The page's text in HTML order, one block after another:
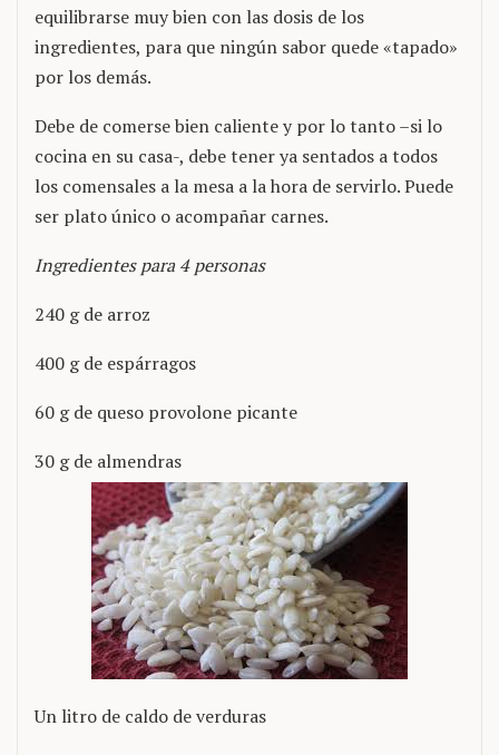
equilibrarse muy bien con las dosis de los
ingredientes, para que ningún sabor quede «tapado»
por los demás.
Debe de comerse bien caliente y por lo tanto –si lo
cocina en su casa-, debe tener ya sentados a todos
los comensales a la mesa a la hora de servirlo. Puede
ser plato único o acompañar carnes.
Ingredientes para 4 personas
240 g de arroz
400 g de espárragos
60 g de queso provolone picante
30 g de almendras
Un litro de caldo de verduras